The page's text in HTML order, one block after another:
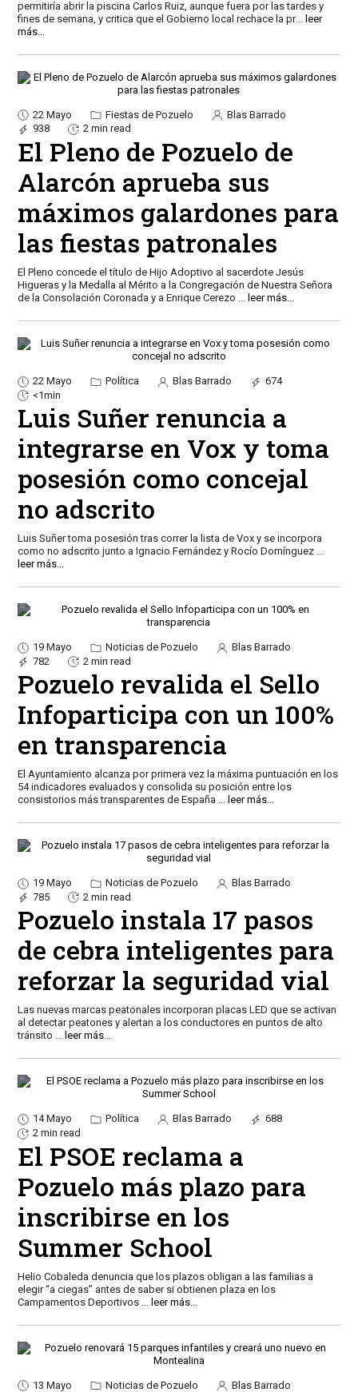
permitiría abrir la piscina Carlos Ruiz, aunque fuera por las tardes y
fines de semana, y critica que el Gobierno local rechace la pr...
leer
más...
22 Mayo Fiestas de Pozuelo
Blas Barrado
938
2 min read
El Pleno de Pozuelo de
Alarcón aprueba sus
máximos galardones para
las fiestas patronales
El Pleno concede el título de Hijo Adoptivo al sacerdote Jesús
Higueras y la Medalla al Mérito a la Congregación de Nuestra Señora
de la Consolación Coronada y a Enrique Cerezo
leer más...
22 Mayo Política Blas Barrado
674
<1min
Luis Suñer renuncia a
integrarse en Vox y toma
posesión como concejal
no adscrito
Luis Suñer toma posesión tras correr la lista de Vox y se incorpora
como no adscrito junto a Ignacio Fernández y Rocío Domínguez ...
leer más...
19 Mayo Noticias de Pozuelo
Blas Barrado
782
2 min read
Pozuelo revalida el Sello
Infoparticipa con un 100%
en transparencia
El Ayuntamiento alcanza por primera vez la máxima puntuación en los
54 indicadores evaluados y consolida su posición entre los
consistorios más transparentes de España ... leer más...
19 Mayo Noticias de Pozuelo
Blas Barrado
785
2 min read
Pozuelo instala 17 pasos
de cebra inteligentes para
reforzar la seguridad vial
Las nuevas marcas peatonales incorporan placas LED que se activan
al detectar peatones y alertan a los conductores en puntos de alto
tránsito ... leer más...
14 Mayo Política Blas Barrado
688
2 min read
El PSOE reclama a
Pozuelo más plazo para
inscribirse en los
Summer School
Helio Cobaleda denuncia que los plazos obligan a las familias a
elegir “a ciegas” antes de saber si obtienen plaza en los
Campamentos Deportivos
leer más...
13 Mayo Noticias de Pozuelo
Blas Barrado